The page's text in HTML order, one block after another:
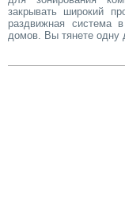
закрывать широкий
раздвижная система
домов. Вы тянете одну